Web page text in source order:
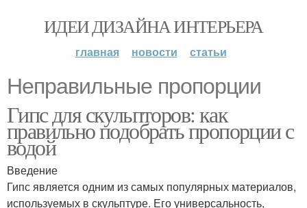
ИДЕИ ДИЗАЙНА ИНТЕРЬЕРА
главная новости статьи
Неправильные пропорции
Гипс для скульпторов: как
правильно подобрать пропорции с
водой
Введение
Гипс является одним из самых популярных материалов,
используемых в скульптуре. Его универсальность,